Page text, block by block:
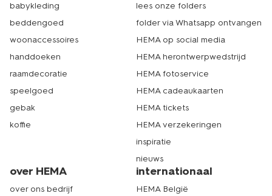
babykleding
beddengoed
woonaccessoires
handdoeken
raamdecoratie
speelgoed
gebak
koffie
lees onze folders
folder via Whatsapp ontvangen
HEMA op social media
HEMA herontwerpwedstrijd
HEMA fotoservice
HEMA cadeaukaarten
HEMA tickets
HEMA verzekeringen
inspiratie
nieuws
over HEMA
over ons bedrijf
internationaal
HEMA België